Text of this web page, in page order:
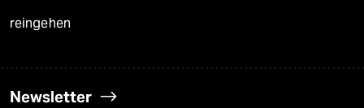
reingehen
Newsletter